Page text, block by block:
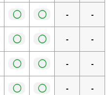
◯ ◯ - -
◯ ◯ - -
◯ ◯ - -
◯ ◯ - -